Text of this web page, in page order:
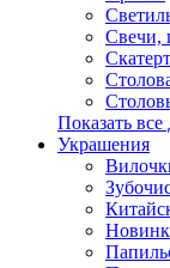
Свечи,
Показать
Украшения